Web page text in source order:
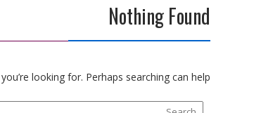
Nothing Found
looking for. Perhaps searching can help.